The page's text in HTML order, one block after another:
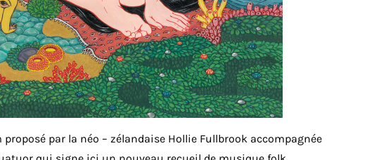
par la néo – zélandaise Hollie Fullbrook accompagnée